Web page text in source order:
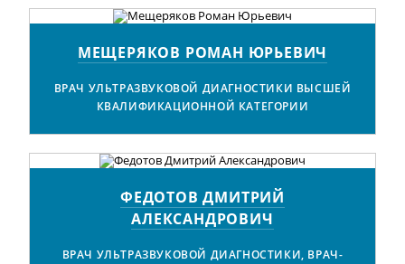
МЕЩЕРЯКОВ РОМАН ЮРЬЕВИЧ
ВРАЧ УЛЬТРАЗВУКОВОЙ ДИАГНОСТИКИ ВЫСШЕЙ
КВАЛИФИКАЦИОННОЙ КАТЕГОРИИ
ФЕДОТОВ ДМИТРИЙ
АЛЕКСАНДРОВИЧ
ВРАЧ УЛЬТРАЗВУКОВОЙ ДИАГНОСТИКИ, ВРАЧ-